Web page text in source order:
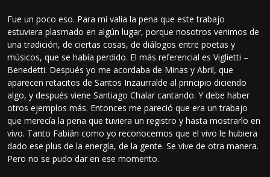
Fue un poco eso. Para mí valía la pena que este trabajo
estuviera plasmado en algún lugar, porque nosotros venimos de
una tradición, de ciertas cosas, de diálogos entre poetas y
músicos, que se había perdido. El más referencial es Viglietti –
Benedetti. Después yo me acordaba de Minas y Abril, que
aparecen retacitos de Santos Inzaurralde al principio diciendo
algo, y después viene Santiago Chalar cantando. Y debe haber
otros ejemplos más. Entonces me pareció que era un trabajo
que merecía la pena que tuviera un registro y hasta mostrarlo en
vivo. Tanto Fabián como yo reconocemos que el vivo le hubiera
dado ese plus de la energía, de la gente. Se vive de otra manera.
Pero no se pudo dar en ese momento.